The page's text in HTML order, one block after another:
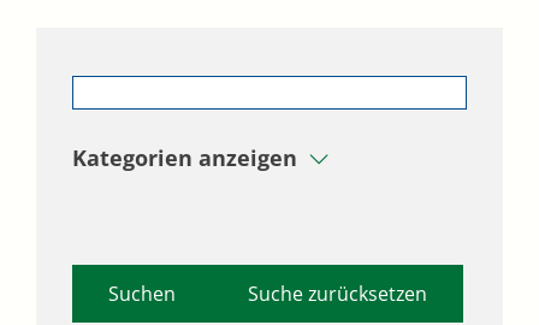
Kategorien anzeigen
Suche zurücksetzen